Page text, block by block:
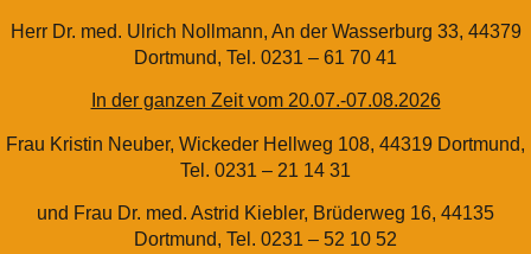
Herr Dr. med. Ulrich Nollmann, An der Wasserburg 33, 44379
Dortmund, Tel. 0231 – 61 70 41
In der ganzen Zeit vom 20.07.-07.08.2026
Frau Kristin Neuber, Wickeder Hellweg 108, 44319 Dortmund,
Tel. 0231 – 21 14 31
und Frau Dr. med. Astrid Kiebler, Brüderweg 16, 44135
Dortmund, Tel. 0231 – 52 10 52